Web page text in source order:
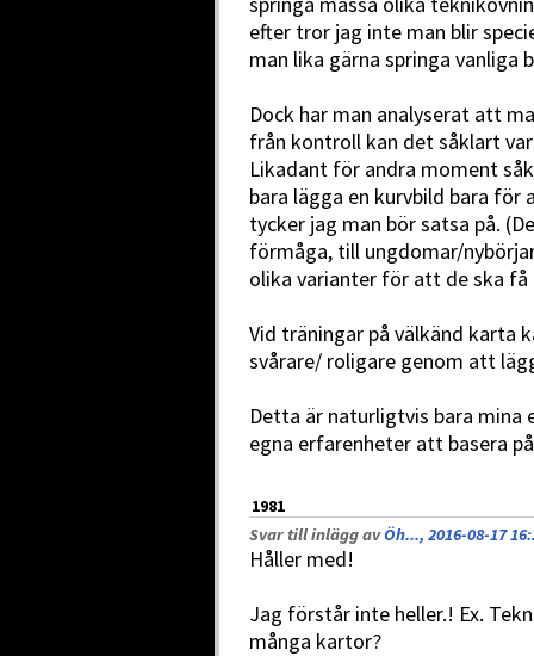
efter tror jag inte man blir
man lika gärna springa vanliga
Dock har man analyserat att
från kontroll kan det såklart
Likadant för andra moment
bara lägga en kurvbild bara
tycker jag man bör satsa på.
förmåga, till ungdomar/
olika varianter för att de ska
Vid träningar på välkänd karta
svårare/ roligare genom att
Detta är naturligtvis bara mina
egna erfarenheter att basera på
1981
Svar till inlägg avÖh..., 2016-08-17
Håller med!
Jag förstår inte heller.! Ex.
många kartor?